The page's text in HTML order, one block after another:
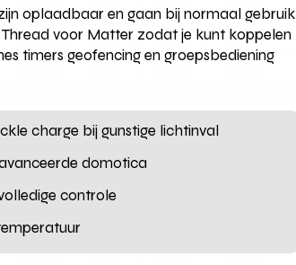
oplaadbaar en gaan bij normaal gebruik
voor Matter zodat je kunt koppelen
timers geofencing en groepsbediening
charge bij gunstige lichtinval
domotica
controle